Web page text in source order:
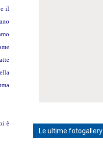
e il
è
Le ultime fotogallery